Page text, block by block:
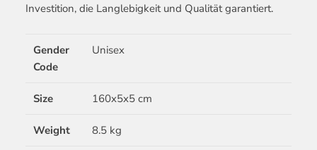
Investition, die Langlebigkeit und Qualität garantiert.
Gender
Code
Unisex
Size 160x5x5 cm
Weight 8.5 kg